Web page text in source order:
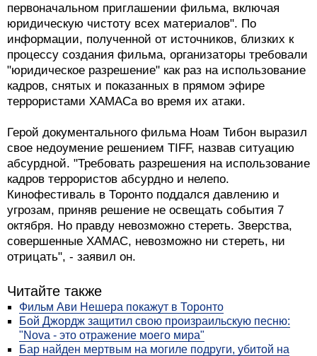
первоначальном приглашении фильма, включая
юридическую чистоту всех материалов". По
информации, полученной от источников, близких к
процессу создания фильма, организаторы требовали
"юридическое разрешение" как раз на использование
кадров, снятых и показанных в прямом эфире
террористами ХАМАСа во время их атаки.
Герой документального фильма Ноам Тибон выразил
свое недоумение решением TIFF, назвав ситуацию
абсурдной. "Требовать разрешения на использование
кадров террористов абсурдно и нелепо.
Кинофестиваль в Торонто поддался давлению и
угрозам, приняв решение не освещать события 7
октября. Но правду невозможно стереть. Зверства,
совершенные ХАМАС, невозможно ни стереть, ни
отрицать", - заявил он.
Читайте также
Фильм Ави Нешера покажут в Торонто
Бой Джордж защитил свою произраильскую песню:
"Nova - это отражение моего мира"
Бар найден мертвым на могиле подруги, убитой на